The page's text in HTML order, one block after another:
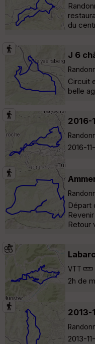
du
J 6
Circuit
belle
2016-
2016-
Départ
Retour
VTT
2h de
2013-
2013-